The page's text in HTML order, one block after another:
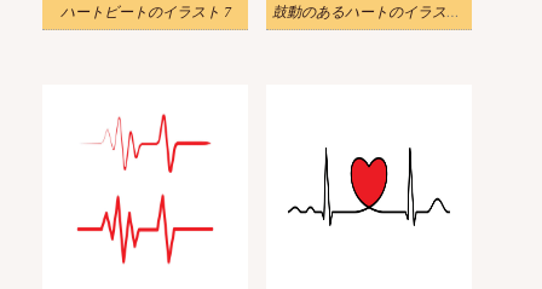
ハートビートのイラスト 7 鼓動のあるハートのイラスト 1